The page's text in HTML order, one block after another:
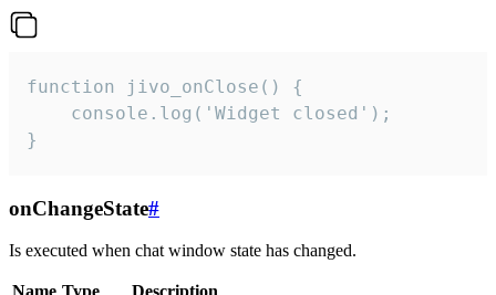
function jivo_onClose() {
    console.log('Widget closed');
}
onChangeState#
Is executed when chat window state has changed.